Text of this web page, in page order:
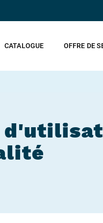
CATALOGUE OFFRE DE